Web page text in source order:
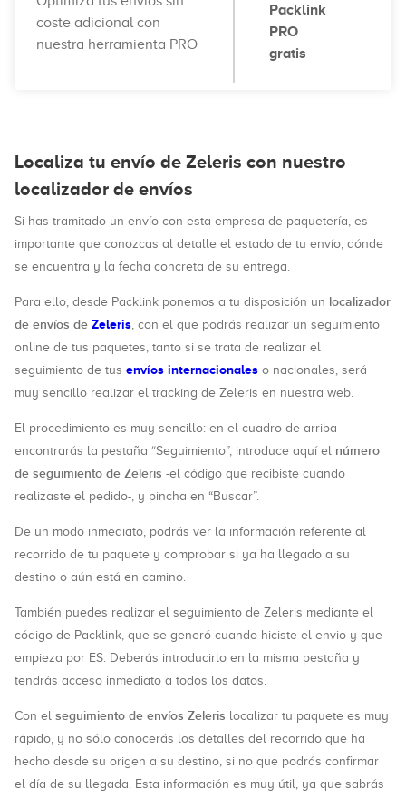
coste adicional con
nuestra herramienta PRO
Packlink
PRO
gratis
Localiza tu envío de Zeleris con nuestro
localizador de envíos
Si has tramitado un envío con esta empresa de paquetería, es
importante que conozcas al detalle el estado de tu envío, dónde
se encuentra y la fecha concreta de su entrega.
Para ello, desde Packlink ponemos a tu disposición un localizador
de envíos de Zeleris, con el que podrás realizar un seguimiento
online de tus paquetes, tanto si se trata de realizar el
seguimiento de tus envíos internacionales o nacionales, será
muy sencillo realizar el tracking de Zeleris en nuestra web.
El procedimiento es muy sencillo: en el cuadro de arriba
encontrarás la pestaña “Seguimiento”, introduce aquí el número
de seguimiento de Zeleris -el código que recibiste cuando
realizaste el pedido-, y pincha en “Buscar”.
De un modo inmediato, podrás ver la información referente al
recorrido de tu paquete y comprobar si ya ha llegado a su
destino o aún está en camino.
También puedes realizar el seguimiento de Zeleris mediante el
código de Packlink, que se generó cuando hiciste el envio y que
empieza por ES. Deberás introducirlo en la misma pestaña y
tendrás acceso inmediato a todos los datos.
Con el seguimiento de envíos Zeleris localizar tu paquete es muy
rápido, y no sólo conocerás los detalles del recorrido que ha
hecho desde su origen a su destino, si no que podrás confirmar
el día de su llegada. Esta información es muy útil, ya que sabrás